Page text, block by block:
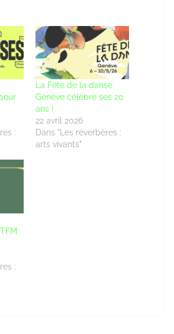
:
La Fête de la danse
Genève célèbre ses 20
ans !
22 avril 2026
Dans "Les réverbères :
arts vivants"
: